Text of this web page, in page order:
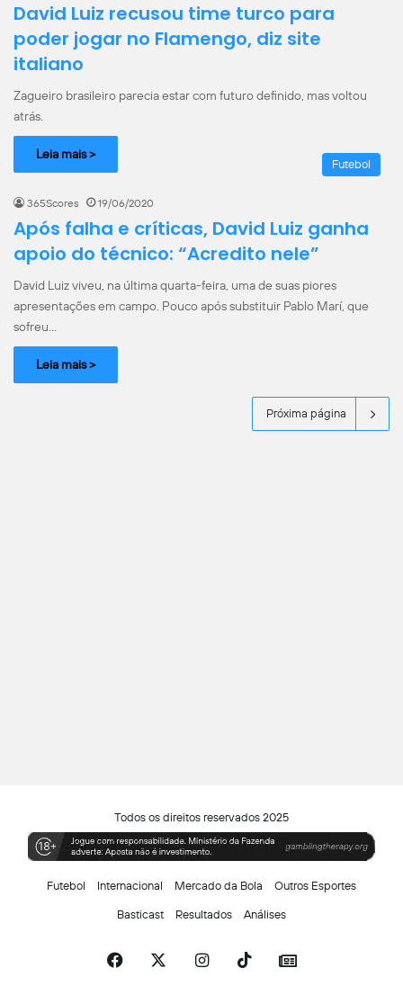
David Luiz recusou time turco para
poder jogar no Flamengo, diz site
italiano
Zagueiro brasileiro parecia estar com futuro definido, mas voltou
atrás.
Leia mais >
Futebol
365Scores 19/06/2020
Após falha e críticas, David Luiz ganha
apoio do técnico: “Acredito nele”
David Luiz viveu, na última quarta-feira, uma de suas piores
apresentações em campo. Pouco após substituir Pablo Marí, que
sofreu…
Leia mais >
Próxima página
Todos os direitos reservados 2025
Futebol Internacional Mercado da Bola Outros Esportes
Basticast Resultados Análises
Facebook InstagramTikTokSiga-